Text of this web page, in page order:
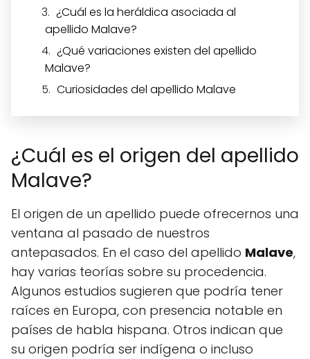
¿Cuál es la heráldica asociada al
apellido Malave?
¿Qué variaciones existen del apellido
Malave?
Curiosidades del apellido Malave
¿Cuál es el origen del apellido
Malave?
El origen de un apellido puede ofrecernos una
ventana al pasado de nuestros
antepasados. En el caso del apellido Malave,
hay varias teorías sobre su procedencia.
Algunos estudios sugieren que podría tener
raíces en Europa, con presencia notable en
países de habla hispana. Otros indican que
su origen podría ser indígena o incluso